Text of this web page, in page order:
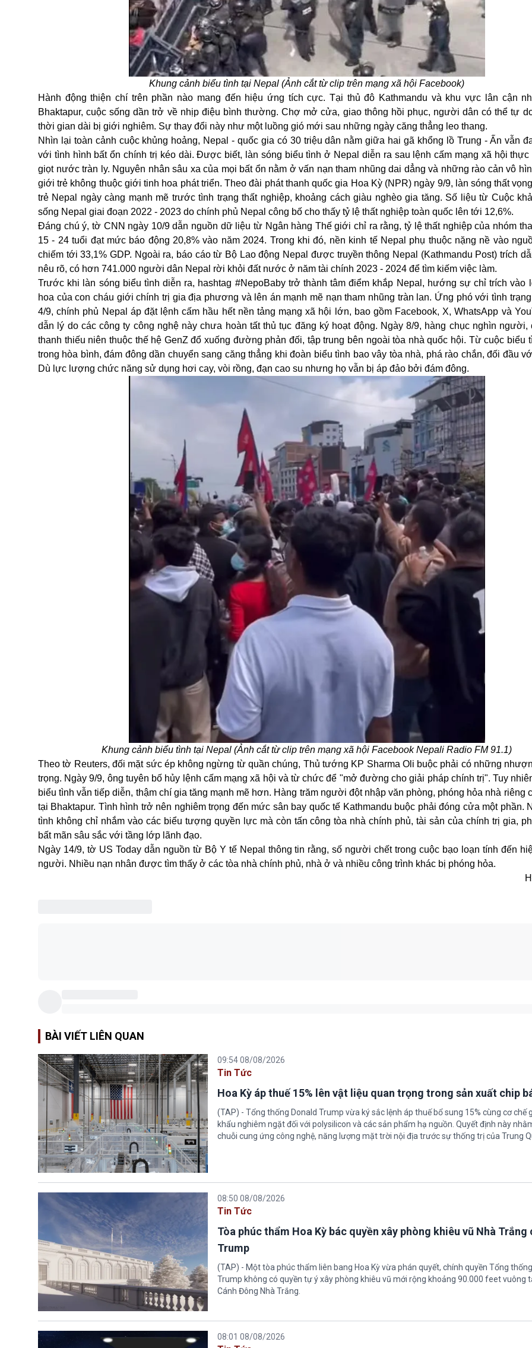
Khung cảnh biểu tình tại Nepal (Ảnh cắt từ clip trên mạng xã hội Facebook)
Hành động thiện chí trên phần nào mang đến hiệu ứng tích cực. Tại thủ đô Kathmandu và khu vực lân cận
Bhaktapur, cuộc sống dần trở về nhịp điệu bình thường. Chợ mở cửa, giao thông hồi phục, người dân có thể tự
thời gian dài bị giới nghiêm. Sự thay đổi này như một luồng gió mới sau những ngày căng thẳng leo thang.
Nhìn lại toàn cảnh cuộc khủng hoảng, Nepal - quốc gia có 30 triệu dân nằm giữa hai gã khổng lồ Trung - Ấn vẫn
với tình hình bất ổn chính trị kéo dài. Được biết, làn sóng biểu tình ở Nepal diễn ra sau lệnh cấm mạng xã hội thực
giọt nước tràn ly. Nguyên nhân sâu xa của mọi bất ổn nằm ở vấn nạn tham nhũng dai dẳng và những rào cản vô
giới trẻ không thuộc giới tinh hoa phát triển. Theo đài phát thanh quốc gia Hoa Kỳ (NPR) ngày 9/9, làn sóng thất
trẻ Nepal ngày càng mạnh mẽ trước tình trạng thất nghiệp, khoảng cách giàu nghèo gia tăng. Số liệu từ Cuộc
sống Nepal giai đoạn 2022 - 2023 do chính phủ Nepal công bố cho thấy tỷ lệ thất nghiệp toàn quốc lên tới 12,6%.
Đáng chú ý, tờ CNN ngày 10/9 dẫn nguồn dữ liệu từ Ngân hàng Thế giới chỉ ra rằng, tỷ lệ thất nghiệp của nhóm
15 - 24 tuổi đạt mức báo động 20,8% vào năm 2024. Trong khi đó, nền kinh tế Nepal phụ thuộc nặng nề vào
chiếm tới 33,1% GDP. Ngoài ra, báo cáo từ Bộ Lao động Nepal được truyền thông Nepal (Kathmandu Post) trích
nêu rõ, có hơn 741.000 người dân Nepal rời khỏi đất nước ở năm tài chính 2023 - 2024 để tìm kiếm việc làm.
Trước khi làn sóng biểu tình diễn ra, hashtag #NepoBaby trở thành tâm điểm khắp Nepal, hướng sự chỉ trích vào
hoa của con cháu giới chính trị gia địa phương và lên án mạnh mẽ nạn tham nhũng tràn lan. Ứng phó với tình
4/9, chính phủ Nepal áp đặt lệnh cấm hầu hết nền tảng mạng xã hội lớn, bao gồm Facebook, X, WhatsApp và
dẫn lý do các công ty công nghệ này chưa hoàn tất thủ tục đăng ký hoạt động. Ngày 8/9, hàng chục nghìn người,
thanh thiếu niên thuộc thế hệ GenZ đổ xuống đường phản đối, tập trung bên ngoài tòa nhà quốc hội. Từ cuộc biểu
trong hòa bình, đám đông dần chuyển sang căng thẳng khi đoàn biểu tình bao vây tòa nhà, phá rào chắn, đối đầu
Dù lực lượng chức năng sử dụng hơi cay, vòi rồng, đạn cao su nhưng họ vẫn bị áp đảo bởi đám đông.
Khung cảnh biểu tình tại Nepal (Ảnh cắt từ clip trên mạng xã hội Facebook Nepali Radio FM 91.1)
Theo tờ Reuters, đối mặt sức ép không ngừng từ quần chúng, Thủ tướng KP Sharma Oli buộc phải có những
trọng. Ngày 9/9, ông tuyên bố hủy lệnh cấm mạng xã hội và từ chức để "mở đường cho giải pháp chính trị". Tuy
biểu tình vẫn tiếp diễn, thậm chí gia tăng mạnh mẽ hơn. Hàng trăm người đột nhập văn phòng, phóng hỏa nhà riêng
tại Bhaktapur. Tình hình trở nên nghiêm trọng đến mức sân bay quốc tế Kathmandu buộc phải đóng cửa một phần.
tình không chỉ nhắm vào các biểu tượng quyền lực mà còn tấn công tòa nhà chính phủ, tài sản của chính trị gia,
bất mãn sâu sắc với tầng lớp lãnh đạo.
Ngày 14/9, tờ US Today dẫn nguồn từ Bộ Y tế Nepal thông tin rằng, số người chết trong cuộc bạo loạn tính đến
người. Nhiều nạn nhân được tìm thấy ở các tòa nhà chính phủ, nhà ở và nhiều công trình khác bị phóng hỏa.
BÀI VIẾT LIÊN QUAN
09:54 08/08/2026
Tin Tức
Hoa Kỳ áp thuế 15% lên vật liệu quan trọng trong sản xuất chip
(TAP) - Tổng thống Donald Trump vừa ký sắc lệnh áp thuế bổ sung 15% cùng cơ chế
khẩu nghiêm ngặt đối với polysilicon và các sản phẩm hạ nguồn. Quyết định này
chuỗi cung ứng công nghệ, năng lượng mặt trời nội địa trước sự thống trị của Trung
08:50 08/08/2026
Tin Tức
Tòa phúc thẩm Hoa Kỳ bác quyền xây phòng khiêu vũ Nhà Trắng
Trump
(TAP) - Một tòa phúc thẩm liên bang Hoa Kỳ vừa phán quyết, chính quyền Tổng
Trump không có quyền tự ý xây phòng khiêu vũ mới rộng khoảng 90.000 feet vuông
Cánh Đông Nhà Trắng.
08:01 08/08/2026